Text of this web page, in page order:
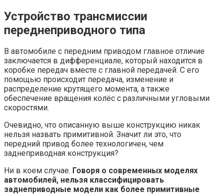
Устройство трансмиссии
переднеприводного типа
В автомобиле с передним приводом главное отличие
заключается в дифференциале, который находится в
коробке передач вместе с главной передачей. С его
помощью происходит передача, изменение и
распределение крутящего момента, а также
обеспечение вращения колёс с различными угловыми
скоростями.
Очевидно, что описанную выше конструкцию никак
нельзя назвать примитивной. Значит ли это, что
передний привод более технологичен, чем
заднеприводная конструкция?
Ни в коем случае. Говоря о современных моделях
автомобилей, нельзя классифицировать
заднеприводные модели как более примитивные